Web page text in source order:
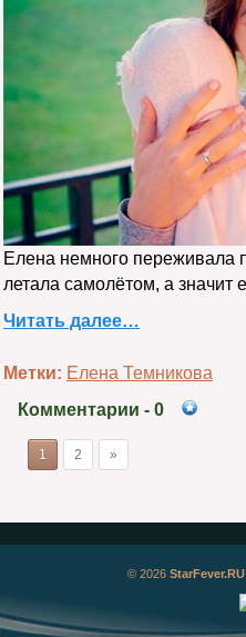
Елена немного переживала
летала самолётом, а значит
Читать далее…
Метки: Елена Темникова
Комментарии - 0
1 2 »
© 2026 StarFever.RU